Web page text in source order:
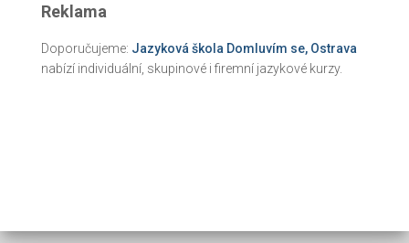
Reklama
Doporučujeme: Jazyková škola Domluvím se, Ostrava
nabízí individuální, skupinové i firemní jazykové kurzy.